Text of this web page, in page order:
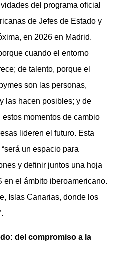
del programa oficial
de Jefes de Estado y
en 2026 en Madrid.
cuando el entorno
de talento, porque el
son las personas,
las hacen posibles; y de
momentos de cambio
lideren el futuro. Esta
un espacio para
y definir juntos una hoja
en el ámbito iberoamericano.
Islas Canarias, donde los
del compromiso a la